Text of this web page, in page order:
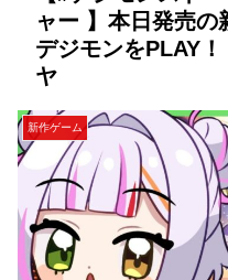
ャー 】本日発売の
デジモンを
ヤ
新作ゲーム